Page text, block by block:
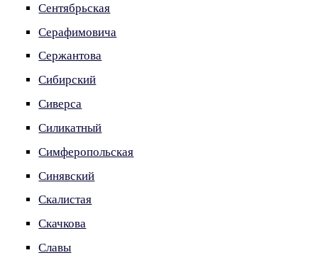
Сентябрьская
Серафимовича
Сержантова
Сибирский
Сиверса
Силикатный
Симферопольская
Синявский
Скалистая
Скачкова
Славы